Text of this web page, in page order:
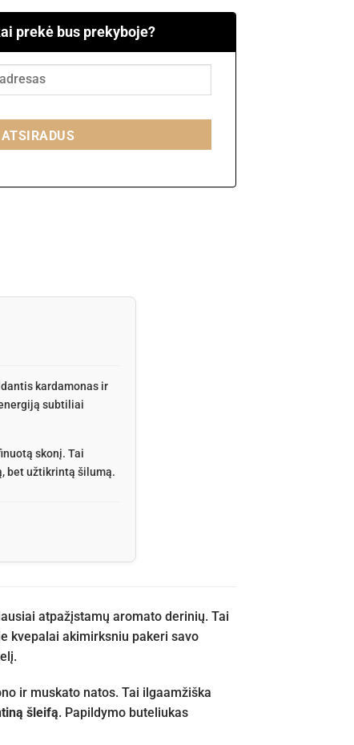
prekė bus prekyboje?
ATSIRADUS
kardamonas ir
subtiliai
skonį. Tai
bet užtikrintą šilumą.
atpažįstamų aromato derinių. Tai
kvepalai akimirksniu pakeri savo
ir muskato natos. Tai ilgaamžiška
šleifą. Papildymo buteliukas